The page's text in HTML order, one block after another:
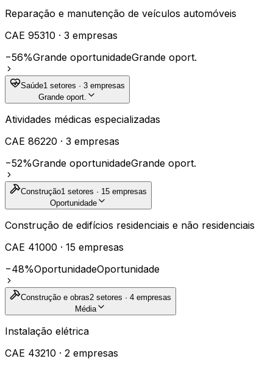
Reparação e manutenção de veículos automóveis
CAE 95310 · 3 empresas
−56%Grande oportunidadeGrande oport.
Saúde1 setores · 3 empresas
Grande oport.
Atividades médicas especializadas
CAE 86220 · 3 empresas
−52%Grande oportunidadeGrande oport.
Construção1 setores · 15 empresas
Oportunidade
Construção de edifícios residenciais e não residenciais
CAE 41000 · 15 empresas
−48%OportunidadeOportunidade
Construção e obras2 setores · 4 empresas
Média
Instalação elétrica
CAE 43210 · 2 empresas